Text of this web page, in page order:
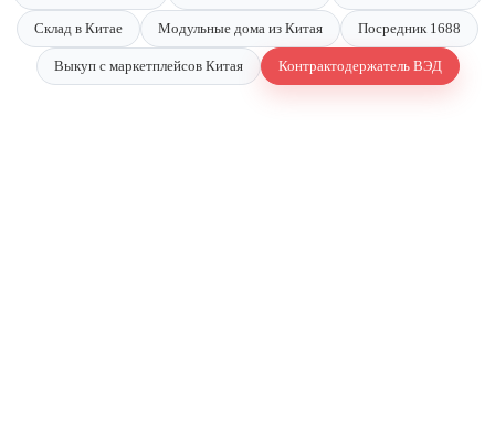
Склад в Китае Модульные дома из Китая Посредник 1688
Выкуп с маркетплейсов Китая Контрактодержатель ВЭД